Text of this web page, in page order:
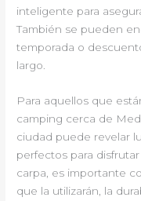
inteligente para
También se pueden
temporada o
largo.
Para aquellos que
camping cerca de
ciudad puede revelar
perfectos para
carpa, es importante
que la utilizarán, la